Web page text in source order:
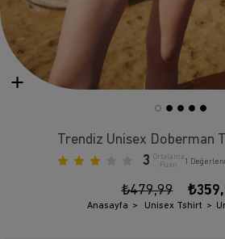
Trendiz Unisex Doberman
3 Ortalama
Puan
1
₺479,99
Anasayfa Unisex Tshirt